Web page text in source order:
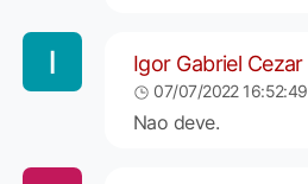
Igor Gabriel Cezar
07/07/2022 16:52:49
Nao deve.